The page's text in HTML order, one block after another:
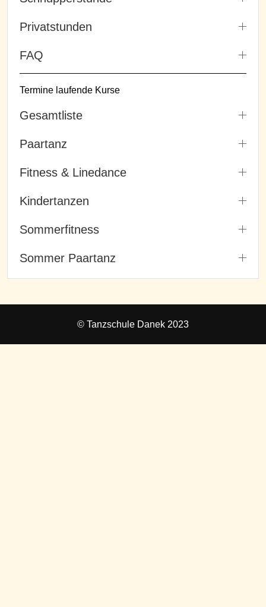
Privatstunden
FAQ
Termine laufende Kurse
Gesamtliste
Paartanz
Fitness & Linedance
Kindertanzen
Sommerfitness
Sommer Paartanz
© Tanzschule Danek 2023